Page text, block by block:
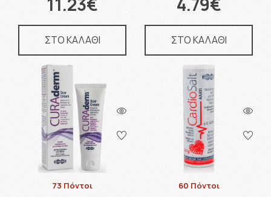
ΣΤΟ ΚΑΛΑΘΙ ΣΤΟ ΚΑΛΑΘΙ
73 Πόντοι 60 Πόντοι